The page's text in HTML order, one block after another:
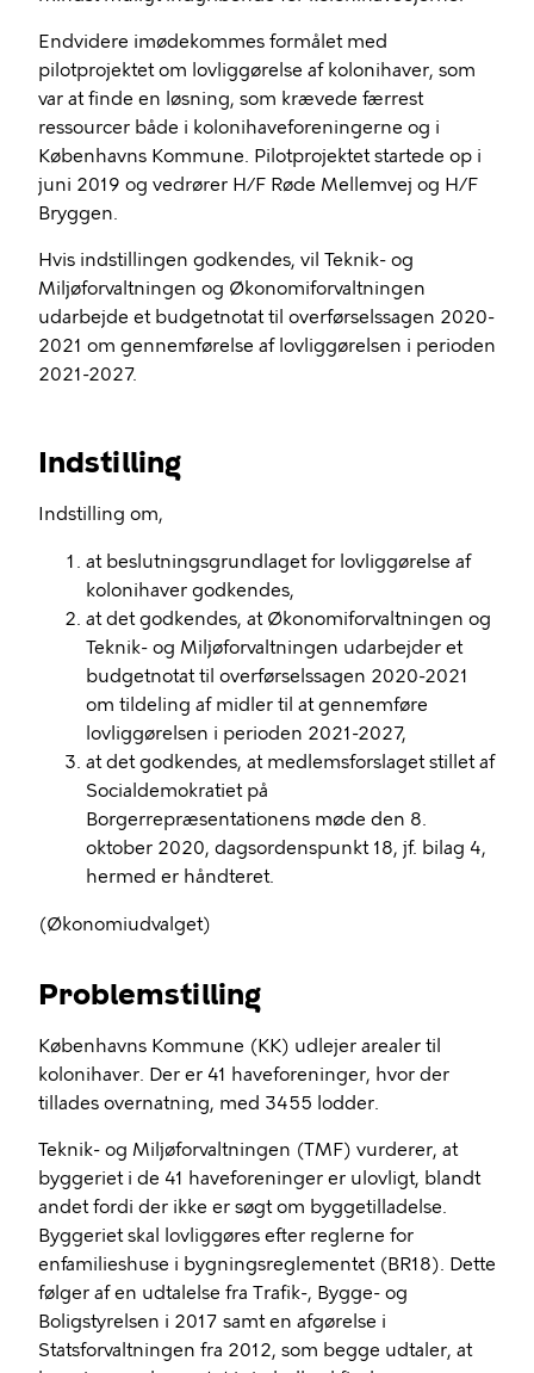
Endvidere imødekommes formålet med
pilotprojektet om lovliggørelse af kolonihaver, som
var at finde en løsning, som krævede færrest
ressourcer både i kolonihaveforeningerne og i
Københavns Kommune. Pilotprojektet startede op i
juni 2019 og vedrører H/F Røde Mellemvej og H/F
Bryggen.
Hvis indstillingen godkendes, vil Teknik- og
Miljøforvaltningen og Økonomiforvaltningen
udarbejde et budgetnotat til overførselssagen 2020-
2021 om gennemførelse af lovliggørelsen i perioden
2021-2027.
Indstilling
Indstilling om,
at beslutningsgrundlaget for lovliggørelse af
kolonihaver godkendes,
at det godkendes, at Økonomiforvaltningen og
Teknik- og Miljøforvaltningen udarbejder et
budgetnotat til overførselssagen 2020-2021
om tildeling af midler til at gennemføre
lovliggørelsen i perioden 2021-2027,
at det godkendes, at medlemsforslaget stillet af
Socialdemokratiet på
Borgerrepræsentationens møde den 8.
oktober 2020, dagsordenspunkt 18, jf. bilag 4,
hermed er håndteret.
(Økonomiudvalget)
Problemstilling
Københavns Kommune (KK) udlejer arealer til
kolonihaver. Der er 41 haveforeninger, hvor der
tillades overnatning, med 3455 lodder.
Teknik- og Miljøforvaltningen (TMF) vurderer, at
byggeriet i de 41 haveforeninger er ulovligt, blandt
andet fordi der ikke er søgt om byggetilladelse.
Byggeriet skal lovliggøres efter reglerne for
enfamilieshuse i bygningsreglementet (BR18). Dette
følger af en udtalelse fra Trafik-, Bygge- og
Boligstyrelsen i 2017 samt en afgørelse i
Statsforvaltningen fra 2012, som begge udtaler, at